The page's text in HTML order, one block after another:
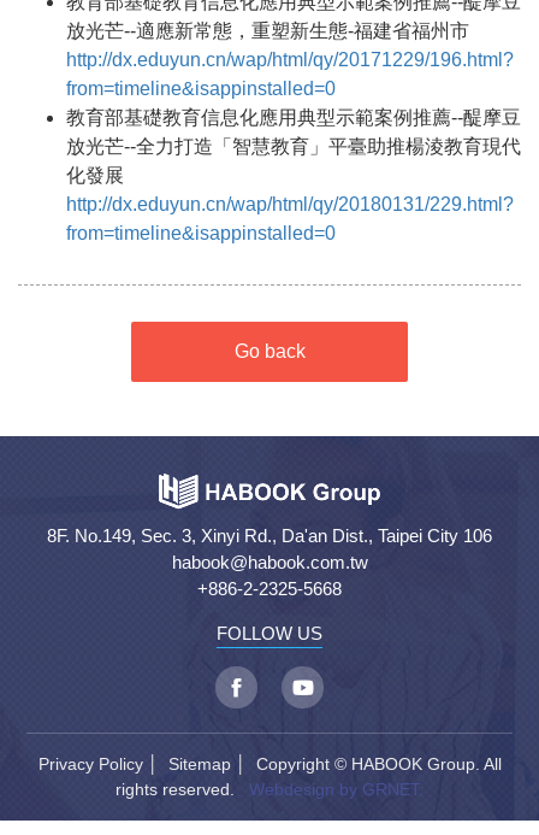
放光芒--適應新常態，重塑新生態-福建省福州市
http://dx.eduyun.cn/wap/html/qy/20171229/196.html?
from=timeline&isappinstalled=0
教育部基礎教育信息化應用典型示範案例推薦--醍摩豆
放光芒--全力打造「智慧教育」平臺助推楊淩教育現代
化發展
http://dx.eduyun.cn/wap/html/qy/20180131/229.html?
from=timeline&isappinstalled=0
Go back
8F. No.149, Sec. 3, Xinyi Rd., Da'an Dist., Taipei City 106
habook@habook.com.tw
+886-2-2325-5668
FOLLOW US
Privacy Policy│ Sitemap│ Copyright © HABOOK Group. All
rights reserved. Webdesign by GRNET.